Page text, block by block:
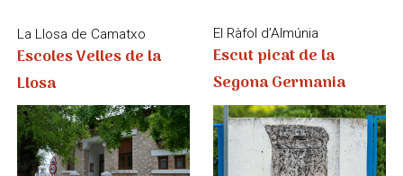
La Vall de Gallinera
Font d'Alpatró
Orba
Font de Baix